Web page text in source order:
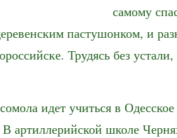
самому
пастушонком, и
Трудясь без
идет учиться в
артиллерийской школе